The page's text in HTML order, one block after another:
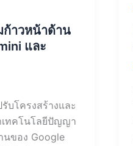
ก้าวหน้าด้าน
และ
บโครงสร้างและ
เทคโนโลยีปัญญา
นของ Google